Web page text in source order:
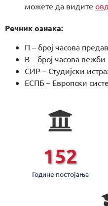
можете да видите
Речник ознака:
П – број часова
В – број часова вежби
СИР – Студијски
ЕСПБ – Европски
Године постојањa
152